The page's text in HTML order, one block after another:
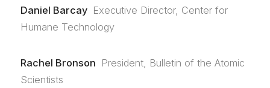
Daniel Barcay Executive Director, Center for
Humane Technology
Rachel Bronson President, Bulletin of the Atomic
Scientists